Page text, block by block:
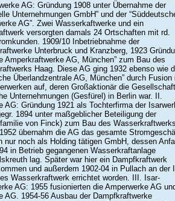
AG: Gründung 1908 unter Übernahme der
Unternehmungen GmbH” und der
AG”. Zwei Wasserkaftwerke und ein
versorgten damals 24 Ortschaften mit rd.
1909/10 Inbetriebnahme der
Unterbruck und Kranzberg, 1923
Amperkraftwerke AG, München” zum Bau des
Haag. Diese AG ging 1932 ebenso wie
Überlandzentrale AG, München” durch Fusion
auf, deren Großaktionär die
Unternehmungen (Gesfürel) in Berlin war. II.
AG: Gründung 1921 als Tochterfirma der
1894 unter maßgeblicher Beteiligung der
von Finck) zum Bau des Wasserkraftwerks
übernahm die AG das gesamte
nur noch als Holding tätigen GmbH, dessen
in Betrieb gegangenen Wasserkraftanlage
lag. Später war hier ein Dampfkraftwerk
und außerdem 1902-04 in Pullach an der
Wasserkraftwerk errichtet worden. III. Isar-
AG: 1955 fusionierten die Amperwerke AG
AG. 1954-56 Ausbau der Dampfkraftwerke